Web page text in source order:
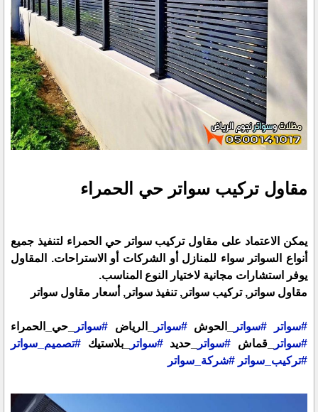
مقاول تركيب سواتر حي الحمراء
يمكن الاعتماد على مقاول تركيب سواتر حي الحمراء لتنفيذ جميع
أنواع السواتر سواء للمنازل أو الشركات أو الاستراحات. المقاول
يوفر استشارات مجانية لاختيار النوع المناسب.
مقاول سواتر, تركيب سواتر, تنفيذ سواتر, أسعار مقاول سواتر
#سواتر #سواتر _الحوش#سواتر _الرياض #سواتر
_حي_الحمراء
#سواتر
_قماش #سواتر _حديد#سواتر _بلاستيك #تصميم_سواتر
#تركيب_سواتر #شركة_سواتر